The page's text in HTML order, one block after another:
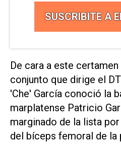
SUSCRIBITE A
De cara a este
conjunto que dirige el
'Che' García conoció la
marplatense Patricio
marginado de la lista
del bíceps femoral de la